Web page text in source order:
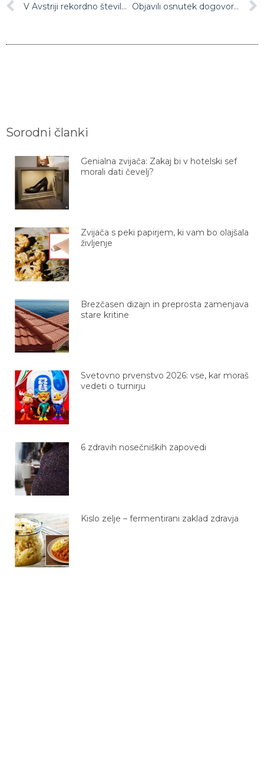
V Avstriji rekordno število novih okužb – skoraj 11.400, povečalo se je tudi število bolnikov, ki potrebujejo intenzivno nego Objavili osnutek dogovora, ki so ga na COP26 sklenile države
Sorodni članki
Genialna zvijača: Zakaj bi v hotelski sef
morali dati čevelj?
Zvijača s peki papirjem, ki vam bo olajšala
življenje
Brezčasen dizajn in preprosta zamenjava
stare kritine
Svetovno prvenstvo 2026: vse, kar moraš
vedeti o turnirju
6 zdravih nosečniških zapovedi
Kislo zelje – fermentirani zaklad zdravja